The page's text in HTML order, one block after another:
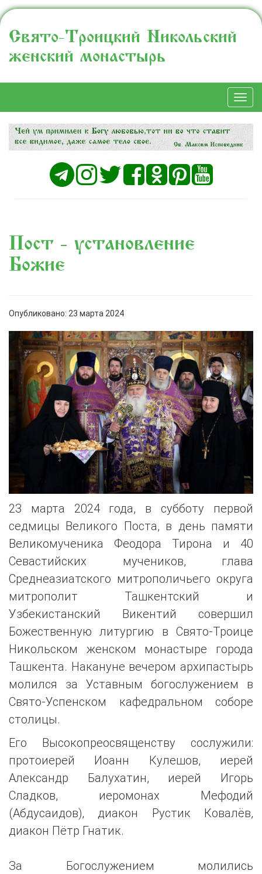
Свято-Троицкий Никольский
женский монастырь
Пост - установление
Божие
Опубликовано: 23 марта 2024
23 марта 2024 года, в субботу первой
седмицы Великого Поста, в день памяти
Великомученика Феодора Тирона и 40
Севастийских мучеников, глава
Среднеазиатского митрополичьего округа
митрополит Ташкентский и
Узбекистанский Викентий совершил
Божественную литургию в Свято-Троице
Никольском женском монастыре города
Ташкента. Накануне вечером архипастырь
молился за Уставным богослужением в
Свято-Успенском кафедральном соборе
столицы.
Его Высокопреосвященству сослужили:
протоиерей Иоанн Кулешов, иерей
Александр Балухатин, иерей Игорь
Сладков, иеромонах Мефодий
(Абдусаидов), диакон Рустик Ковалёв,
диакон Пётр Гнатик.
За Богослужением молились